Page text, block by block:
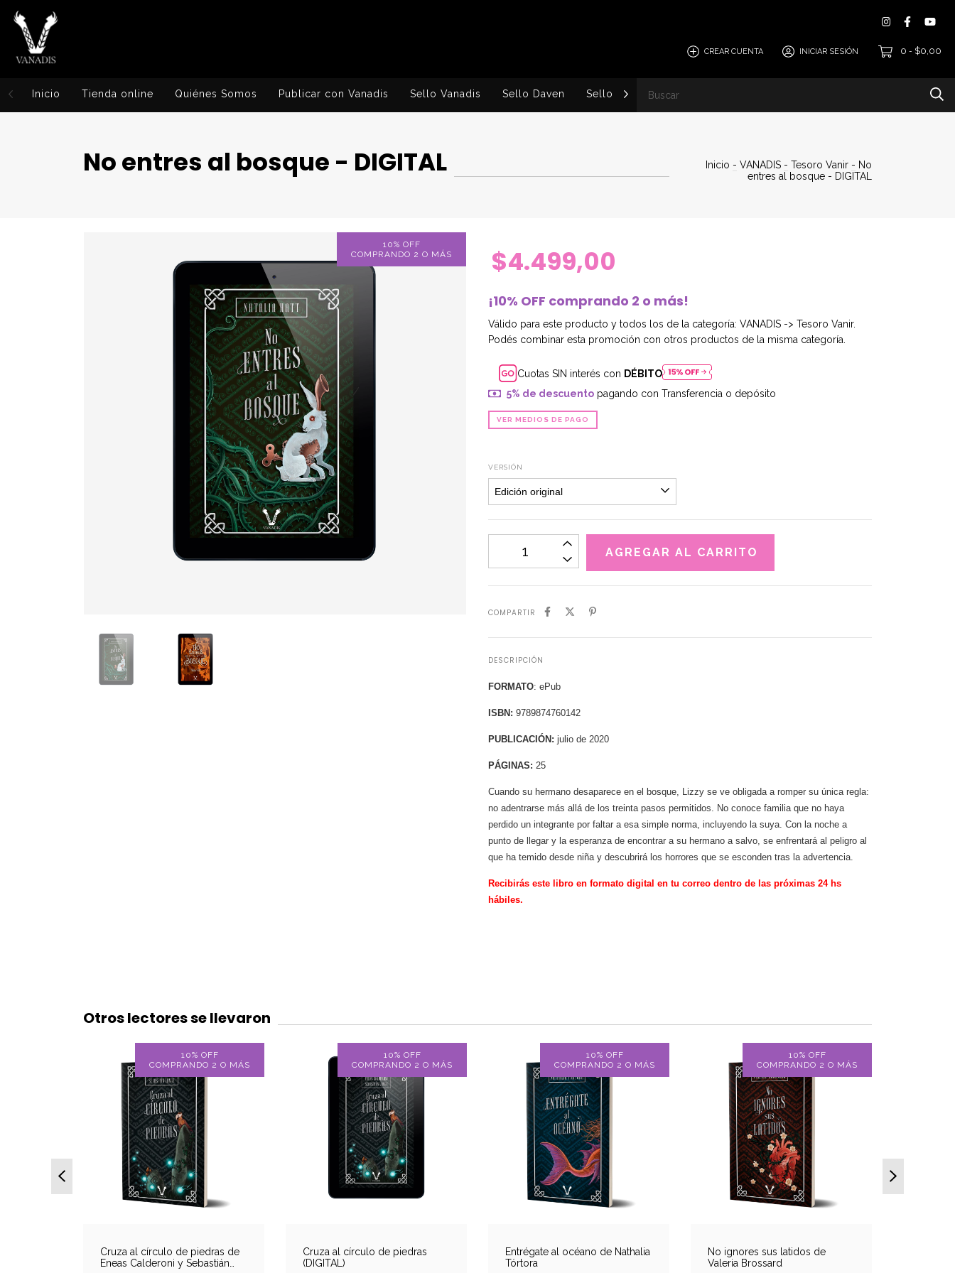
CREAR CUENTA INICIAR SESIÓN 0 - $0,00
Inicio Tienda online Quiénes Somos Publicar con Vanadis Sello Vanadis Sello Daven Sello Ingvi Tesoro Vanir
No entres al bosque - DIGITAL Inicio - VANADIS - Tesoro Vanir - No
entres al bosque - DIGITAL
10% OFF
COMPRANDO 2 O MÁS
$4.499,00
¡10% OFF comprando 2 o más!
Válido para este producto y todos los de la categoría: VANADIS -> Tesoro Vanir.
Podés combinar esta promoción con otros productos de la misma categoría.
Cuotas SIN interés con DÉBITO
5% de descuentopagando con Transferencia o depósito
VER MEDIOS DE PAGO
VERSIÓN
COMPARTIR
DESCRIPCIÓN
FORMATO: ePub
ISBN: 9789874760142
PUBLICACIÓN: julio de 2020
PÁGINAS: 25
Cuando su hermano desaparece en el bosque, Lizzy se ve obligada a romper su única regla:
no adentrarse más allá de los treinta pasos permitidos. No conoce familia que no haya
perdido un integrante por faltar a esa simple norma, incluyendo la suya. Con la noche a
punto de llegar y la esperanza de encontrar a su hermano a salvo, se enfrentará al peligro al
que ha temido desde niña y descubrirá los horrores que se esconden tras la advertencia.
Recibirás este libro en formato digital en tu correo dentro de las próximas 24 hs
hábiles.
Otros lectores se llevaron
10% OFF
COMPRANDO 2 O MÁS
Cruza al círculo de piedras de
Eneas Calderoni y Sebastián
10% OFF
COMPRANDO 2 O MÁS
Cruza al círculo de piedras
(DIGITAL)
10% OFF
COMPRANDO 2 O MÁS
Entrégate al océano de Nathalia
Tórtora
10% OFF
COMPRANDO 2 O MÁS
No ignores sus latidos de
Valeria Brossard